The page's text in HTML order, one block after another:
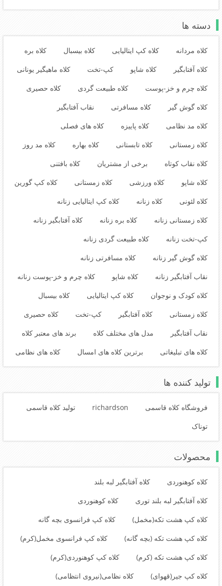
دسته ها
کلاه مردانه کلاه کپ ایتالیایی کلاه بیسبال
کلاه بره
کلاه آفتابگیر
کلاه شاپو کپ-تخت
کلاه ماهیگیر یونانی
کلاه چرم و خز-پوست
کلاه طبیعت گردی
کلاه حصیری
کلاه گوش گیر
کلاه مسافرتی
نقاب آفتابگیر
کلاه مد نظامی
کلاه پاییزه
کلاه های فصلی
کلاه زمستانی
کلاه تابستانی کلاه بهاره
کلاه مد روز
کلاه نقاب کوتاه
برخی از مشتریان
کلاه بافتنی
کلاه شاپو
کلاه ورزشی کلاه زمستانی
کلاه کپ گورین
کلاه لئونی
کلاه زنانه
کلاه کپ ایتالیایی زنانه
کلاه زمستانی زنانه
کلاه بره زنانه
کلاه آفتابگیر زنانه
کپ-تخت زنانه
کلاه طبیعت گردی زنانه
کلاه گوش گیر زنانه
کلاه مسافرتی زنانه
نقاب آفتابگیر زنانه
کلاه شاپو
کلاه چرم و خز-پوست زنانه
کلاه کودک و نوجوان
کلاه کپ ایتالیایی
کلاه بیسبال
کلاه زمستانی
کلاه آفتابگیر کپ-تخت
کلاه حصیری
نقاب آفتابگیر
مدل های مختلف کلاه
برند های معتبر کلاه
کلاه های تبلیغاتی
برترین کلاه های امسال کلاه های نظامی
تولید کننده ها
فروشگاه کلاه قاسمی richardson
تولید کلاه قاسمی
توناک
محصولات
کلاه کوهنوردی
کلاه آفتابگیر لبه بلند
کلاه آفتابگیر لبه بلند توری
کلاه کوهنوردی
کلاه کپ هشت تکه(مخمل)
کلاه کپ فرانسوی بچه گانه
کلاه کپ هشت تکه (بچه گانه)
کلاه کپ فرانسوی مخمل(کرم)
کلاه کپ هشت تکه (کرم)
کلاه کپ کوهنوردی(کرم)
کلاه کپ جیر(قهوای)
کلاه نظامی(نیروی انتظامی)